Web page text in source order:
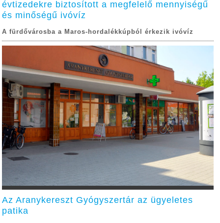
évtizedekre biztosított a megfelelő mennyiségű
és minőségű ivóvíz
A fürdővárosba a Maros-hordalékkúpból érkezik ivóvíz
Az Aranykereszt Gyógyszertár az ügyeletes
patika